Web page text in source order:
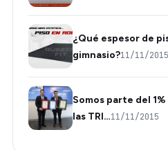
¿Qué espesor de
gimnasio?11/11/2015
Somos parte del
las TRI…11/11/2015